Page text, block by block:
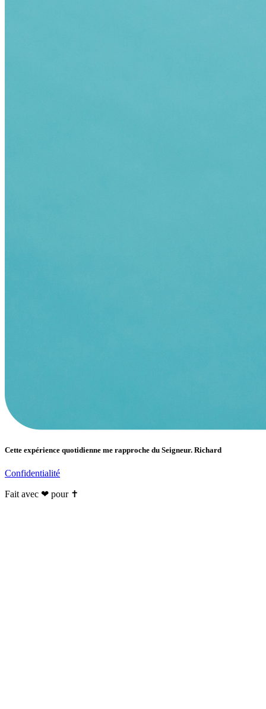
Cette expérience quotidienne me rapproche du Seigneur. Richard
Confidentialité
Fait avec ❤ pour ✝️️